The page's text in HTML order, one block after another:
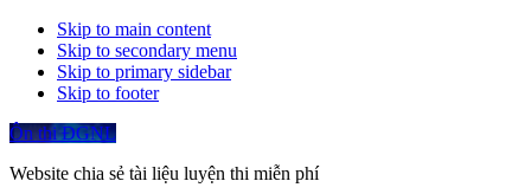
Skip to main content
Skip to secondary menu
Skip to primary sidebar
Skip to footer
Ôn thi ĐGNL
Website chia sẻ tài liệu luyện thi miễn phí